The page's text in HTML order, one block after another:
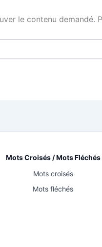
le contenu demandé.
Mots Croisés / Mots Fléchés
Mots croisés
Mots fléchés